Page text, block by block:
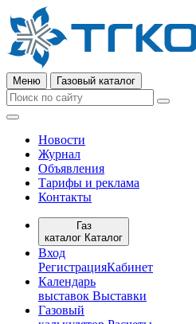
Меню Газовый каталог
Новости
Журнал
Объявления
Тарифы и реклама
Контакты
Газ
каталог Каталог
Вход
РегистрацияКабинет
Календарь
выставок Выставки
Газовый